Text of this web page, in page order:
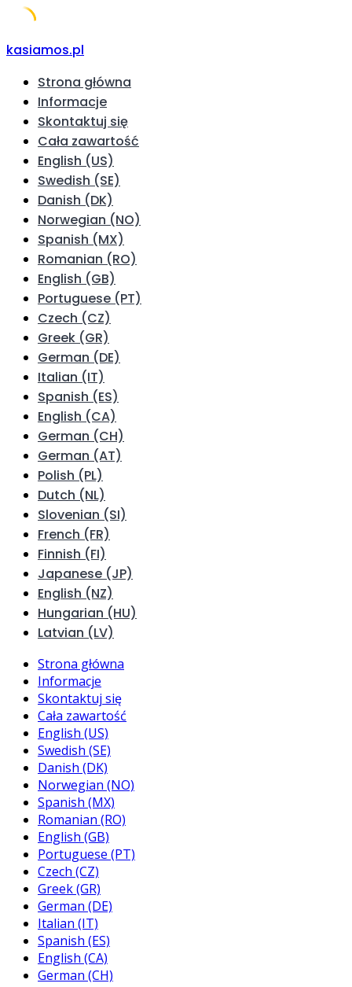
Skip
content
kasiamos.pl
Strona główna
Informacje
Skontaktuj się
Cała zawartość
English (US)
Swedish (SE)
Danish (DK)
Norwegian (NO)
Spanish (MX)
Romanian (RO)
English (GB)
Portuguese (PT)
Czech (CZ)
Greek (GR)
German (DE)
Italian (IT)
Spanish (ES)
English (CA)
German (CH)
German (AT)
Polish (PL)
Dutch (NL)
Slovenian (SI)
French (FR)
Finnish (FI)
Japanese (JP)
English (NZ)
Hungarian (HU)
Latvian (LV)
Strona główna
Informacje
Skontaktuj się
Cała zawartość
English (US)
Swedish (SE)
Danish (DK)
Norwegian (NO)
Spanish (MX)
Romanian (RO)
English (GB)
Portuguese (PT)
Czech (CZ)
Greek (GR)
German (DE)
Italian (IT)
Spanish (ES)
English (CA)
German (CH)